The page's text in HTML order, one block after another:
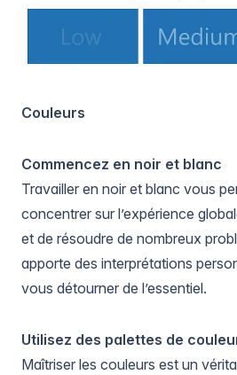
Couleurs
Commencez en noir et blanc
Travailler en noir et blanc vous
concentrer sur l’expérience
et de résoudre de nombreux
apporte des interprétations
vous détourner de l’essentiel.
Utilisez des palettes de
Maîtriser les couleurs est un